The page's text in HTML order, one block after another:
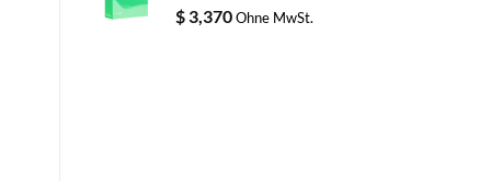
$3,370 Ohne MwSt.